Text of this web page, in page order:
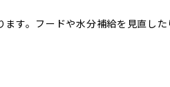
す。フードや水分補給を見直し